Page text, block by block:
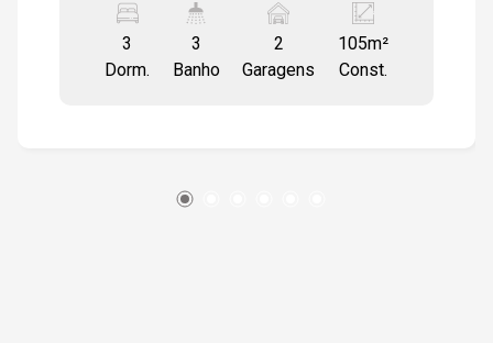
que proporciona vista da Cidade. São 03
quartos, um deles é suíte, 02 dos quartos estão
com modulados. Os banheiros tem gabinetes.
para toda a família além de estar numa região
3
Dorm.
3
Banho
2
Garagens
105m²
Const.